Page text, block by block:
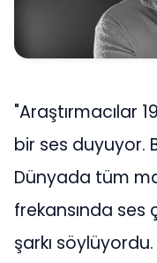
"Araştırmacılar
bir ses duyuyor.
Dünyada tüm
frekansında ses
şarkı